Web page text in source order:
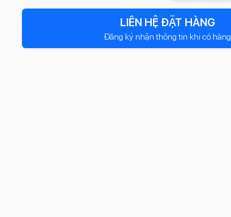
LIÊN HỆ ĐẶT HÀNG
Đăng ký nhận thông tin khi có hàng